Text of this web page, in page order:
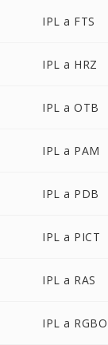
IPL a FTS
IPL a HRZ
IPL a OTB
IPL a PAM
IPL a PDB
IPL a PICT
IPL a RAS
IPL a RGBO